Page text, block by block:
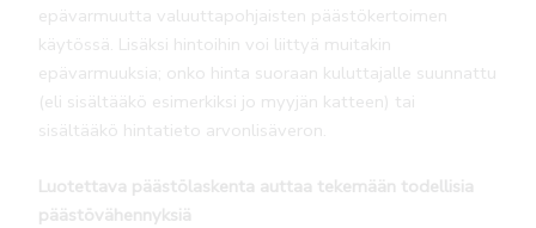
epävarmuutta valuuttapohjaisten päästökertoimen
käytössä. Lisäksi hintoihin voi liittyä muitakin
epävarmuuksia; onko hinta suoraan kuluttajalle suunnattu
(eli sisältääkö esimerkiksi jo myyjän katteen) tai
sisältääkö hintatieto arvonlisäveron.
Luotettava päästölaskenta auttaa tekemään todellisia
päästövähennyksiä